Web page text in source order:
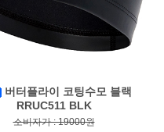
버터플라이 코팅수모 블랙
RRUC511 BLK
소비자가 : 19000원